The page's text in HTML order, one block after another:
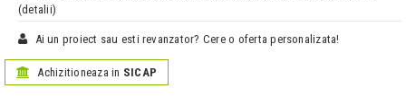
(detalii)
Ai un proiect sau esti revanzator? Cere o oferta personalizata!
Achizitioneaza in SICAP